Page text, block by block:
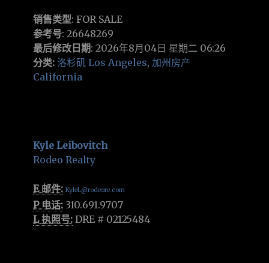
销售类型: FOR SALE
参考号: 26648269
最后修改日期: 2026年8月04日 星期二 06:26
分类: 洛杉矶 Los Angeles, 加州房产
California
Kyle Leibovitch
Rodeo Realty
E 邮件: KyleL@rodeore.com
P 电话: 310.691.9707
L 执照号: DRE # 02125484